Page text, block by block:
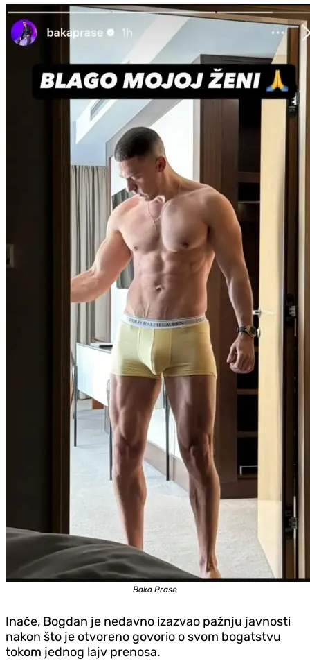
Baka Prase
Inače, Bogdan je nedavno izazvao pažnju javnosti
nakon što je otvoreno govorio o svom bogatstvu
tokom jednog lajv prenosa.